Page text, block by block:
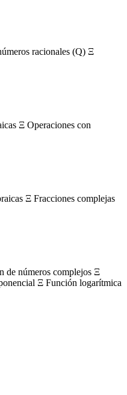
racionales (Q) Ξ
Ξ Operaciones con
Ξ Fracciones complejas
de números complejos Ξ
Ξ Función logarítmica